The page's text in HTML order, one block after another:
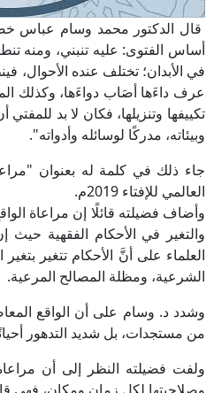
قال الدكتور محمد وسام عباس خضر
أساس الفتوى: عليه تنبني، ومنه
في الأبدان؛ تختلف عنده الأحوال،
عرف داءَها أصَاب دواءَها، وكذلك
تكييفها وتنزيلها، فكان لا بد
وبيئاته، مدركًا لوسائله وأدواته".
جاء ذلك في كلمة له بعنوان
العالمي للإفتاء 2019م.
وأضاف فضيلته قائلًا إن مراعاة
والتغير في الأحكام الفقهية
العلماء على أنَّ الأحكام تتغير
الشرعية، ومظلة المصالح المرعية.
وشدد د. وسام على أن الواقع
من مستجدات، بل شديد التدهور
ولفت فضيلته النظر إلى أن